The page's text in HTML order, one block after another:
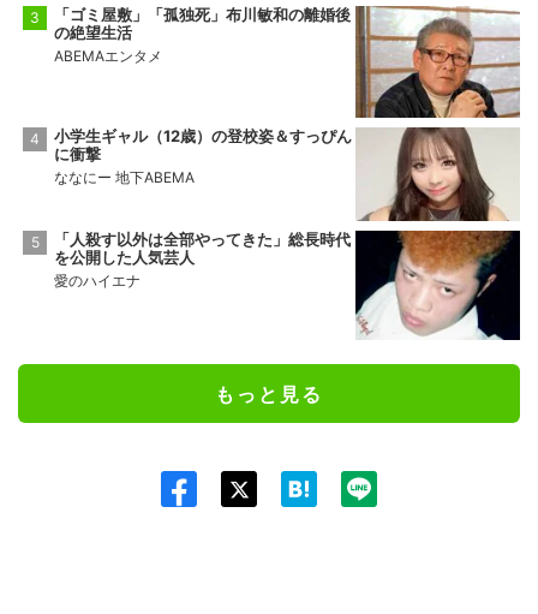
「ゴミ屋敷」「孤独死」布川敏和の離婚後
の絶望生活
ABEMAエンタメ
小学生ギャル（12歳）の登校姿＆すっぴん
に衝撃
ななにー 地下ABEMA
「人殺す以外は全部やってきた」総長時代
を公開した人気芸人
愛のハイエナ
もっと見る